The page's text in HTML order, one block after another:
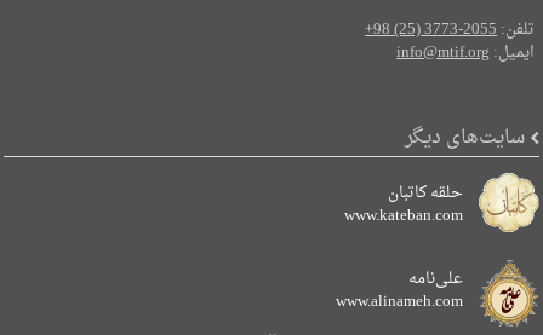
تلفن:+98 (25) 3773-2055
ایمیل:info@mtif.org
سایت‌های دیگر
حلقه کاتبان
www.kateban.com
علی‌نامه
www.alinameh.com